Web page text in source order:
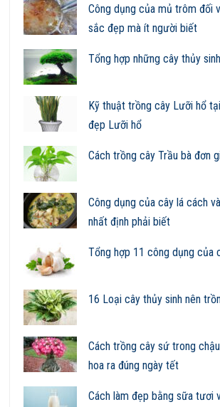
Công dụng của mủ trôm đối
sắc đẹp mà ít người biết
Tổng hợp những cây thủy
Kỹ thuật trồng cây Lưỡi hổ
đẹp Lưỡi hổ
Cách trồng cây Trầu bà đơn
Công dụng của cây lá cách
nhất định phải biết
Tổng hợp 11 công dụng của
16 Loại cây thủy sinh nên
Cách trồng cây sứ trong
hoa ra đúng ngày tết
Cách làm đẹp bằng sữa tươi